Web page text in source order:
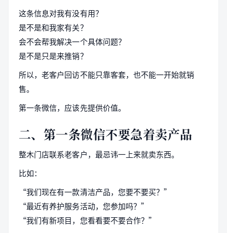
这条信息对我有没有用？
是不是和我家有关？
会不会帮我解决一个具体问题？
是不是只是来推销？
所以，老客户回访不能只靠客套，也不能一开始就销
售。
第一条微信，应该先提供价值。
二、第一条微信不要急着卖产品
整木门店联系老客户，最忌讳一上来就卖东西。
比如：
“我们现在有一款清洁产品，您要不要买？”
“最近有养护服务活动，您参加吗？”
“我们有新项目，您看看要不要合作？”